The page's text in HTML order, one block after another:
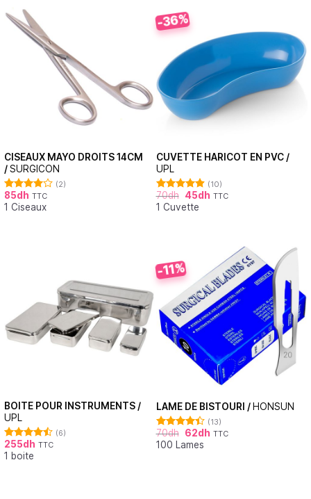
CISEAUX MAYO DROITS 14CM
/SURGICON
Note
4.00sur
(2)
85dh TTC
1 Ciseaux
-36%
CUVETTE HARICOT EN PVC /
UPL
Note 4.90
sur 5
(10)
70dh 45dh TTC
1 Cuvette
BOITE POUR INSTRUMENTS /
UPL
Note4.50
sur 5
(6)
255dh TTC
1 boite
-11%
LAME DE BISTOURI / HONSUN
Note 4.38
sur 5
(13)
70dh 62dh TTC
100 Lames